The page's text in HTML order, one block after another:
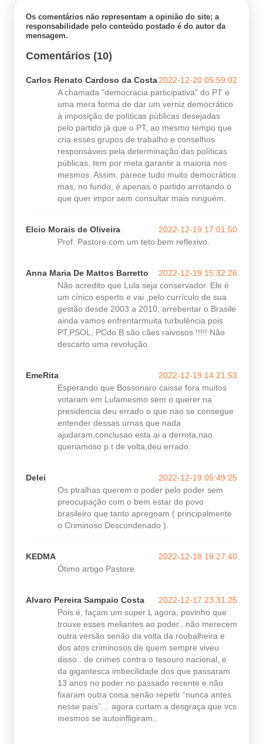
Os comentários não representam a opinião do site; a
responsabilidade pelo conteúdo postado é do autor da
mensagem.
Comentários (10)
Carlos Renato Cardoso da Costa2022-12-20 05:59:02
A chamada "democracia participativa" do PT é
uma mera forma de dar um verniz democrático
à imposição de políticas públicas desejadas
pelo partido já que o PT, ao mesmo tempo que
cria esses grupos de trabalho e conselhos
responsáveis pela determinação das políticas
públicas, tem por meta garantir a maioria nos
mesmos. Assim, parece tudo muito democrático
mas, no fundo, é apenas o partido arrotando o
que quer impor sem consultar mais ninguém.
Elcio Morais de Oliveira
2022-12-19 17:01:50
Prof. Pastore com um teto bem reflexivo.
Anna Maria De Mattos Barretto
2022-12-19 15:32:26
Não acredito que Lula seja conservador. Ele é
um cínico esperto e vai ,pelo currículo de sua
gestão desde 2003 a 2010, arrebentar o Brasile
ainda vamos enfrentarmuita turbulência pois
PT,PSOL, PCdo B são cães raivosos !!!!! Não
descarto uma revolução.
EmeRita
2022-12-19 14:21:53
Esperando que Bossonaro caisse fora muitos
votaram em Lulamesmo sem o querer na
presidencia deu errado o que nao se consegue
entender dessas urnas que nada
ajudaram,conclusao esta ai a derrota,nao
queriamoso p.t de volta,deu errado.
Delei
2022-12-19 05:49:25
Os ptralhas querem o poder pelo poder sem
preocupação com o bem estar do povo
brasileiro que tanto apregoam ( principalmente
o Criminoso Descondenado ).
KEDMA
2022-12-18 19:27:40
Ótimo artigo Pastore.
Alvaro Pereira Sampaio Costa
2022-12-17 23:31:25
Pois é, façam um super L agora, povinho que
trouxe esses meliantes ao poder.. não merecem
outra versão senão da volta da roubalheira e
dos atos criminosos de quem sempre viveu
disso.. de crimes contra o tesouro nacional, e
da gigantesca imbecilidade dos que passaram
13 anos no poder no passado recente e não
fixaram outra coisa senão repetir “nunca antes
nesse país”… agora curtam a desgraça que vcs
mesmos se autoinfligiram..